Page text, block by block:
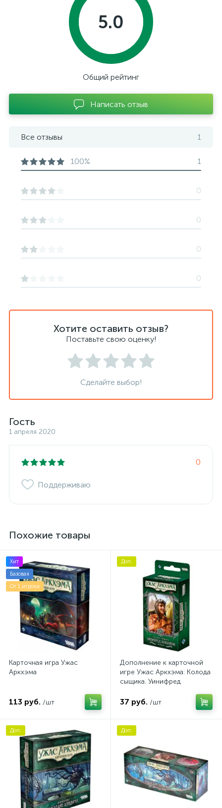
Хотите оставить отзыв?
Поставьте свою оценку!
Сделайте выбор!
Гость
1 апреля 2020
0
Поддерживаю
5.0
Общий рейтинг
Написать отзыв
Все отзывы 1
100% 1
0
0
0
0
Похожие товары
Хит
Базовая
От 1 игрока
Карточная игра Ужас
Аркхэма
113 руб. /шт
Доп.
Дополнение к карточной
игре Ужас Аркхэма: Колода
сыщика. Уинифред
37 руб. /шт
Доп. Доп.